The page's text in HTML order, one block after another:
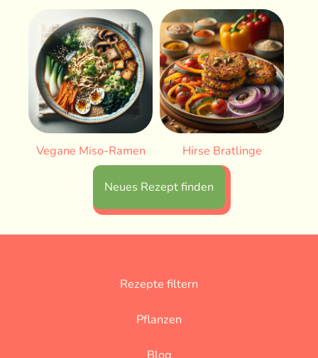
Vegane Miso-Ramen Hirse Bratlinge
Neues Rezept finden
Rezepte filtern
Pflanzen